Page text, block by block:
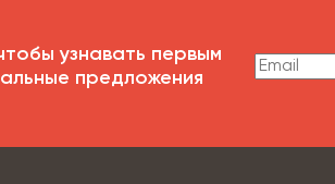
узнавать первым
предложения